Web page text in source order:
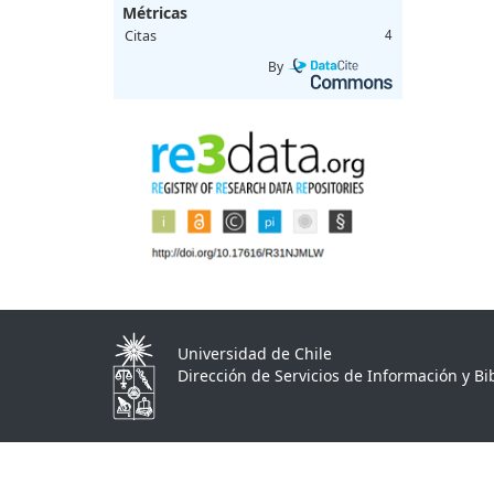
Métricas
Citas 4
By
Universidad de Chile
Dirección de Servicios de Información y